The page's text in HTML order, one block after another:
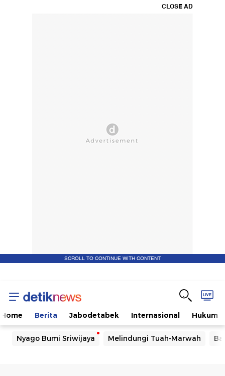
CLOSE AD
SCROLL TO CONTINUE WITH CONTENT
Home Berita Jabodetabek Internasional Hukum
Nyago Bumi Sriwijaya Melindungi Tuah-Marwah